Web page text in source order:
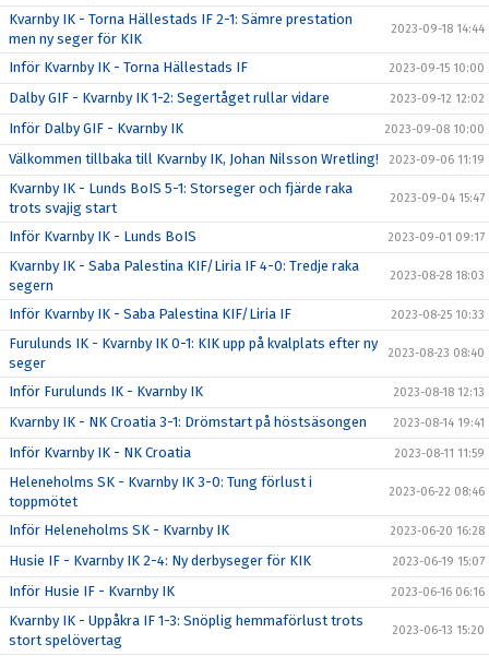
Kvarnby IK - Torna Hällestads IF 2-1: Sämre prestation
men ny seger för KIK
2023-09-18 14:44
Inför Kvarnby IK - Torna Hällestads IF 2023-09-15 10:00
Dalby GIF - Kvarnby IK 1-2: Segertåget rullar vidare 2023-09-12 12:02
Inför Dalby GIF - Kvarnby IK 2023-09-08 10:00
Välkommen tillbaka till Kvarnby IK, Johan Nilsson Wretling! 2023-09-06 11:19
Kvarnby IK - Lunds BoIS 5-1: Storseger och fjärde raka
trots svajig start
2023-09-04 15:47
Inför Kvarnby IK - Lunds BoIS 2023-09-01 09:17
Kvarnby IK - Saba Palestina KIF/Liria IF 4-0: Tredje raka
segern
2023-08-28 18:03
Inför Kvarnby IK - Saba Palestina KIF/Liria IF 2023-08-25 10:33
Furulunds IK - Kvarnby IK 0-1: KIK upp på kvalplats efter ny
seger
2023-08-23 08:40
Inför Furulunds IK - Kvarnby IK 2023-08-18 12:13
Kvarnby IK - NK Croatia 3-1: Drömstart på höstsäsongen 2023-08-14 19:41
Inför Kvarnby IK - NK Croatia 2023-08-11 11:59
Heleneholms SK - Kvarnby IK 3-0: Tung förlust i
toppmötet
2023-06-22 08:46
Inför Heleneholms SK - Kvarnby IK 2023-06-20 16:28
Husie IF - Kvarnby IK 2-4: Ny derbyseger för KIK 2023-06-19 15:07
Inför Husie IF - Kvarnby IK 2023-06-16 06:16
Kvarnby IK - Uppåkra IF 1-3: Snöplig hemmaförlust trots
stort spelövertag
2023-06-13 15:20